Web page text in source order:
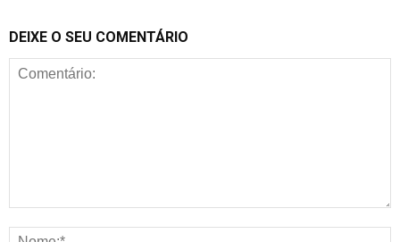
DEIXE O SEU COMENTÁRIO